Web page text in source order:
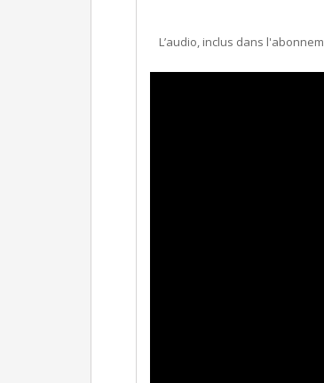
L’audio, inclus dans